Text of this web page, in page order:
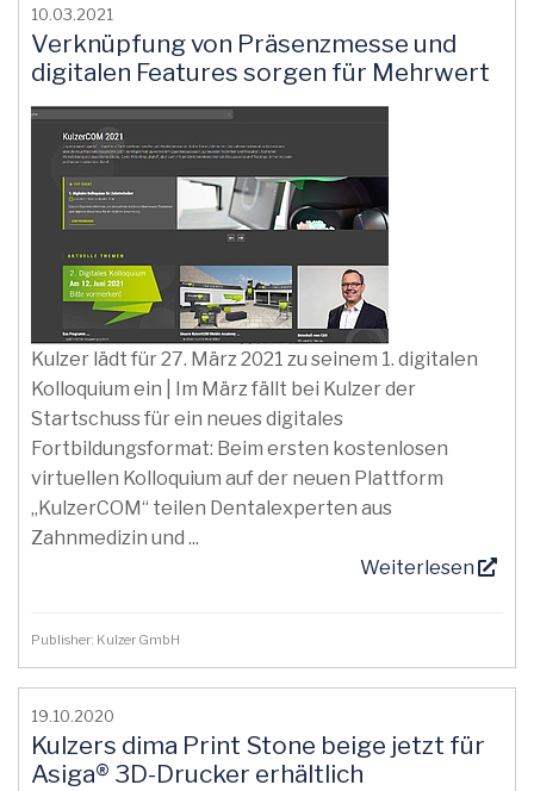
10.03.2021
Verknüpfung von Präsenzmesse und
digitalen Features sorgen für Mehrwert
Kulzer lädt für 27. März 2021 zu seinem 1. digitalen
Kolloquium ein | Im März fällt bei Kulzer der
Startschuss für ein neues digitales
Fortbildungsformat: Beim ersten kostenlosen
virtuellen Kolloquium auf der neuen Plattform
„KulzerCOM“ teilen Dentalexperten aus
Zahnmedizin und ...
Weiterlesen
Publisher: Kulzer GmbH
19.10.2020
Kulzers dima Print Stone beige jetzt für
Asiga® 3D-Drucker erhältlich